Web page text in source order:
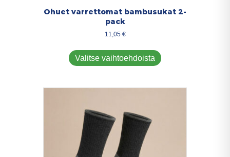
Ohuet varrettomat bambusukat 2-
pack
11,05 €
Valitse vaihtoehdoista
tuotteella
muunnelma.